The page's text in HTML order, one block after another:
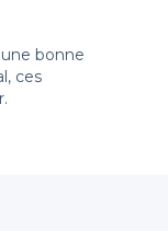
bonne
ces
anglo-
qui